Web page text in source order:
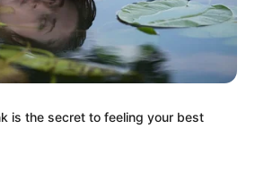
за «списання»: на
розслідують схему з
—
екскерівники
ТЦК
is the secret to feeling your best